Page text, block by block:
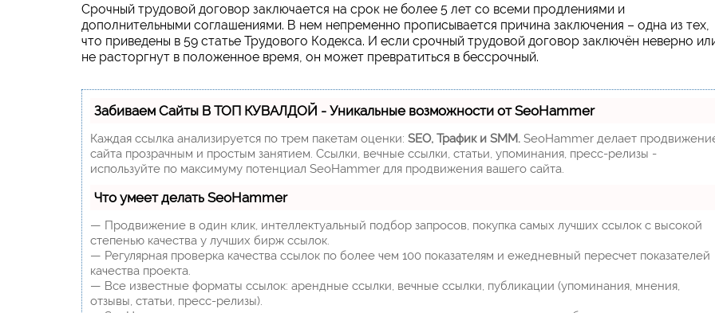
Срочный трудовой договор заключается на срок не более 5 лет со всеми продлениями и
дополнительными соглашениями. В нем непременно прописывается причина заключения – одна из тех,
что приведены в 59 статье Трудового Кодекса. И если срочный трудовой договор заключён неверно
не расторгнут в положенное время, он может превратиться в бессрочный.
Забиваем Сайты В ТОП КУВАЛДОЙ - Уникальные возможности от SeoHammer
Каждая ссылка анализируется по трем пакетам оценки: SEO, Трафик и SMM. SeoHammer делает
сайта прозрачным и простым занятием. Ссылки, вечные ссылки, статьи, упоминания, пресс-релизы -
используйте по максимуму потенциал SeoHammer для продвижения вашего сайта.
Что умеет делать SeoHammer
— Продвижение в один клик, интеллектуальный подбор запросов, покупка самых лучших ссылок с высокой
степенью качества у лучших бирж ссылок.
— Регулярная проверка качества ссылок по более чем 100 показателям и ежедневный пересчет показателей
качества проекта.
— Все известные форматы ссылок: арендные ссылки, вечные ссылки, публикации (упоминания, мнения,
отзывы, статьи, пресс-релизы).